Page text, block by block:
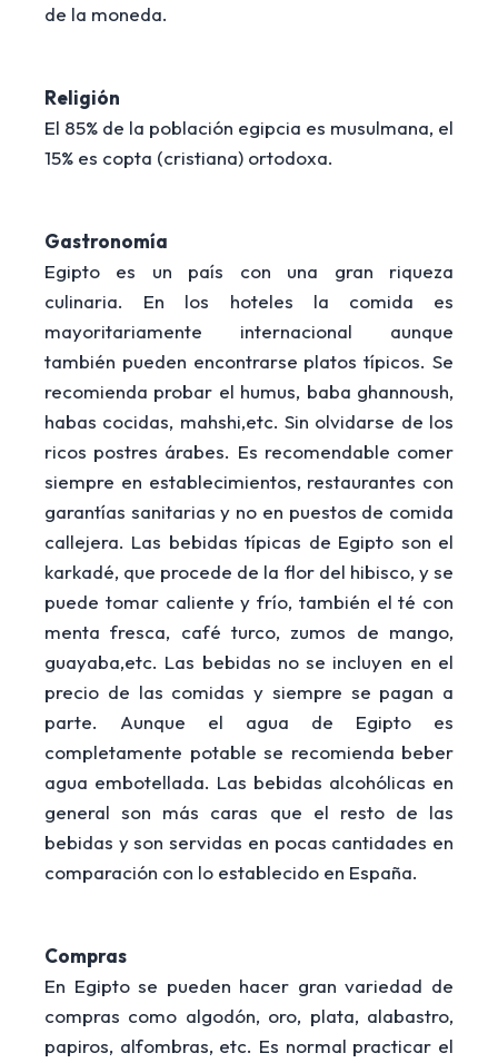
de la moneda.
Religión
El 85% de la población egipcia es musulmana, el
15% es copta (cristiana) ortodoxa.
Gastronomía
Egipto es un país con una gran riqueza
culinaria. En los hoteles la comida es
mayoritariamente internacional aunque
también pueden encontrarse platos típicos. Se
recomienda probar el humus, baba ghannoush,
habas cocidas, mahshi,etc. Sin olvidarse de los
ricos postres árabes. Es recomendable comer
siempre en establecimientos, restaurantes con
garantías sanitarias y no en puestos de comida
callejera. Las bebidas típicas de Egipto son el
karkadé, que procede de la flor del hibisco, y se
puede tomar caliente y frío, también el té con
menta fresca, café turco, zumos de mango,
guayaba,etc. Las bebidas no se incluyen en el
precio de las comidas y siempre se pagan a
parte. Aunque el agua de Egipto es
completamente potable se recomienda beber
agua embotellada. Las bebidas alcohólicas en
general son más caras que el resto de las
bebidas y son servidas en pocas cantidades en
comparación con lo establecido en España.
Compras
En Egipto se pueden hacer gran variedad de
compras como algodón, oro, plata, alabastro,
papiros, alfombras, etc. Es normal practicar el